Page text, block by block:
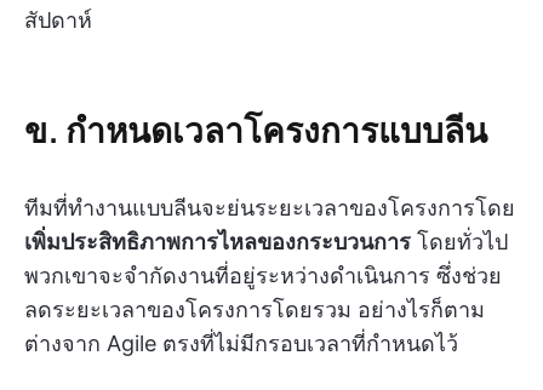
สัปดาห์
ข. กำหนดเวลาโครงการแบบลีน
ทีมที่ทำงานแบบลีนจะย่นระยะเวลาของโครงการโดย
เพิ่มประสิทธิภาพการไหลของกระบวนการ โดยทั่วไป
พวกเขาจะจำกัดงานที่อยู่ระหว่างดำเนินการ ซึ่งช่วย
ลดระยะเวลาของโครงการโดยรวม อย่างไรก็ตาม
ต่างจาก Agile ตรงที่ไม่มีกรอบเวลาที่กำหนดไว้